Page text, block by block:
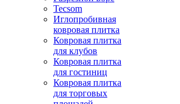
Tecsom
Иглопробивная
ковровая плитка
Ковровая плитка
для клубов
Ковровая плитка
для гостиниц
Ковровая плитка
для торговых